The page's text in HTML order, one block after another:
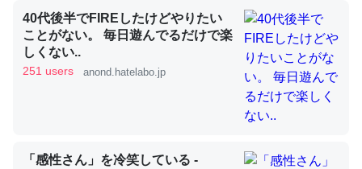
昆虫ってカルシウム少ないのか。知らんかった。調べたら
コオロギのカルシウム分はエビの600分の1程度。
40代後半でFIREしたけどやりたい
ことがない。 毎日遊んでるだけで楽
しくない..
251 users anond.hatelabo.jp
「感性さん」を冷笑している -